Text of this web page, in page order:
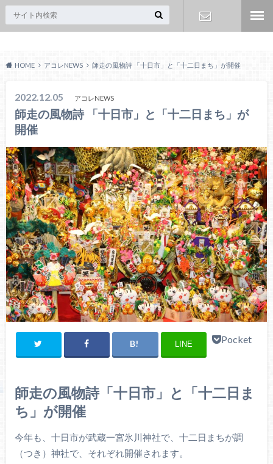
HOME アコレNEWS 師走の風物詩 「十日市」と「十二日まち」が開催
2022.12.05 アコレNEWS
師走の風物詩 「十日市」と「十二日まち」が
開催
LINE Pocket
師走の風物詩「十日市」と「十二日ま
ち」が開催
今年も、十日市が武蔵一宮氷川神社で、十二日まちが調
（つき）神社で、それぞれ開催されます。